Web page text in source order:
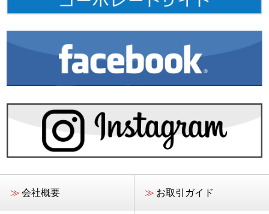
≫ 会社概要 ≫ お取引ガイド